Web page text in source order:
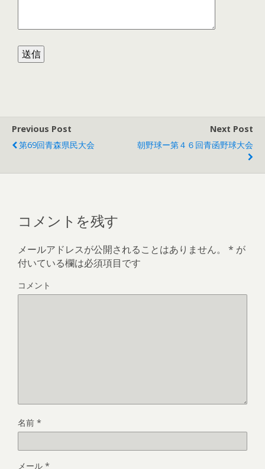
Previous Post
第69回青森県民大会
Next Post
朝野球ー第４６回青函野球大会
コメントを残す
メールアドレスが公開されることはありません。 * が
付いている欄は必須項目です
コメント
名前 *
メール *